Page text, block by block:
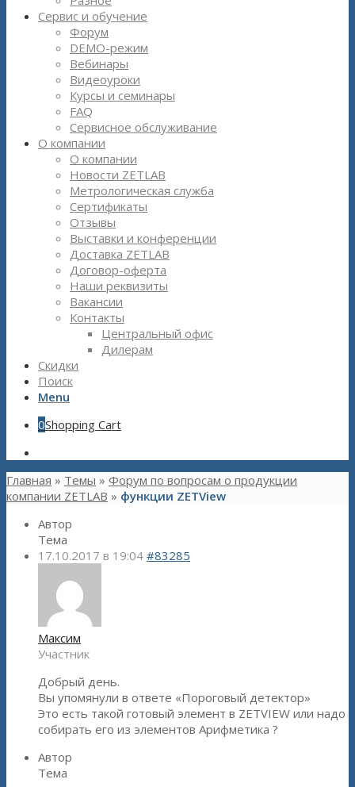
Сервис и обучение
Форум
DEMO-режим
Вебинары
Видеоуроки
Курсы и семинары
FAQ
Сервисное обслуживание
О компании
О компании
Новости ZETLAB
Метрологическая служба
Сертификаты
Отзывы
Выставки и конференции
Доставка ZETLAB
Договор-оферта
Наши реквизиты
Вакансии
Контакты
Центральный офис
Дилерам
Скидки
Поиск
Menu
0Shopping Cart
Главная » Темы » Форум по вопросам о продукции
компании ZETLAB » функции ZETView
Автор
Тема
17.10.2017 в 19:04 #83285
Максим
Участник
Добрый день.
Вы упомянули в ответе «Пороговый детектор»
Это есть такой готовый элемент в ZETVIEW или надо
собирать его из элементов Арифметика ?
Автор
Тема